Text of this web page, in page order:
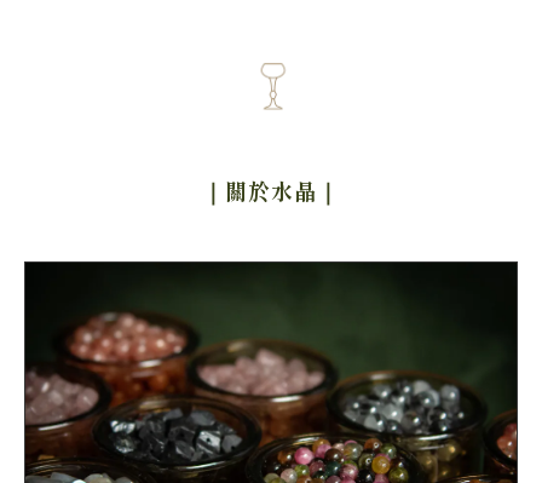
｜關於水晶 ｜